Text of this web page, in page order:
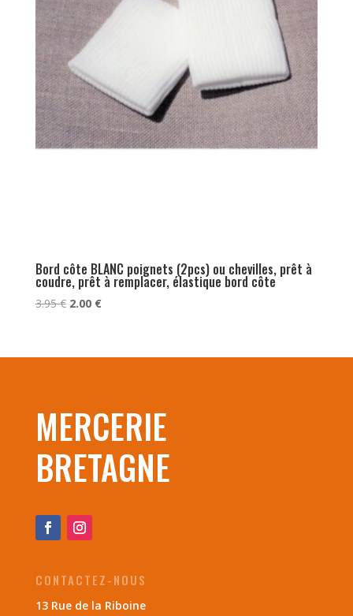
Bord côte BLANC poignets (2pcs) ou chevilles, prêt à
coudre, prêt à remplacer, élastique bord côte
3.95€ Le
était :
2.00 €Le
est :
MERCERIE
BRETAGNE
CONTACTEZ-NOUS
13 Rue de la Riboine